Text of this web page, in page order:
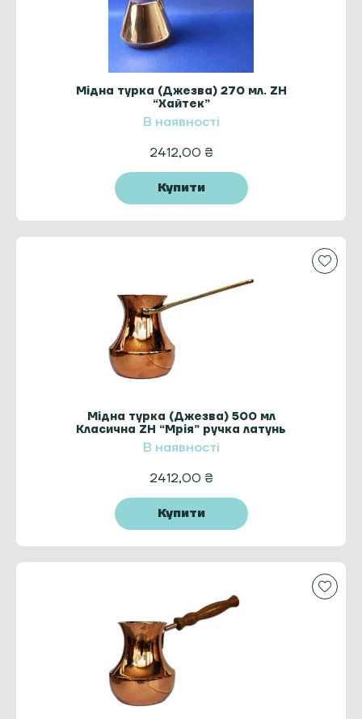
Мідна турка (Джезва) 270 мл. ZH
“Хайтек”
В наявності
2412,00 ₴
Купити
Мідна турка (Джезва) 500 мл
Класична ZH “Мрія” ручка латунь
В наявності
2412,00 ₴
Купити